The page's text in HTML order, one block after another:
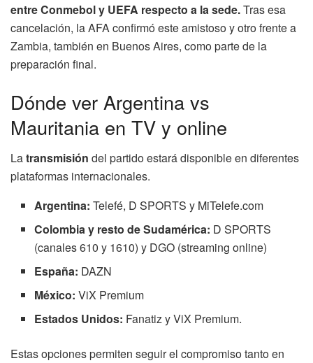
entre Conmebol y UEFA respecto a la sede.Tras esa
cancelación, la AFA confirmó este amistoso y otro frente a
Zambia, también en Buenos Aires, como parte de la
preparación final.
Dónde ver Argentina vs
Mauritania en TV y online
Latransmisión del partido estará disponible en diferentes
plataformas internacionales.
Argentina:Telefé, D SPORTS y MiTelefe.com
Colombia y resto de Sudamérica: D SPORTS
(canales 610 y 1610) y DGO (streaming online)
España: DAZN
México:ViX Premium
Estados Unidos: Fanatiz y ViX Premium.
Estas opciones permiten seguir el compromiso tanto en